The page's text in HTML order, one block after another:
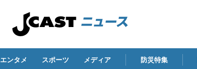
エンタメ スポーツ メディア 防災特集